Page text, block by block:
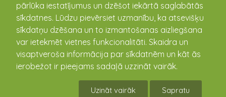
pārlūka iestatījumus un dzēšot iekārtā saglabātās
sīkdatnes. Lūdzu pievērsiet uzmanību, ka atsevišķu
sīkdatņu dzēšana un to izmantošanas aizliegšana
var ietekmēt vietnes funkcionalitāti. Skaidra un
visaptveroša informācija par sīkdatnēm un kāt ās
ierobežot ir pieejams sadaļā uzzināt vairāk.
Uzināt vairāk Sapratu
Vandzenes TN Izrāde "Kāzas"